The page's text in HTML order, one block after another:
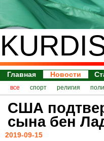
Главная Новости
все спорт религия
США
сына бен
2019-09-15